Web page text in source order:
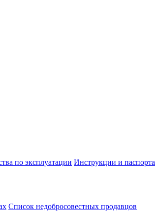
по эксплуатации Инструкции и паспорта
Cписок недобросовестных продавцов